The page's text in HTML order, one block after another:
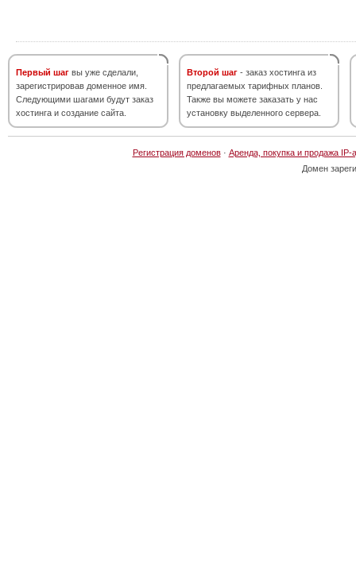
Первый шаг вы уже сделали,
зарегистрировав доменное имя.
Следующими шагами будут заказ
хостинга и создание сайта.
Второй шаг - заказ хостинга из
предлагаемых тарифных планов.
Также вы можете заказать у нас
установку выделенного сервера.
Регистрация доменов· Аренда, покупка и продажа IP-
Домен